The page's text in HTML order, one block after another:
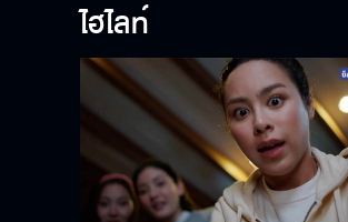
ไฮไลท์